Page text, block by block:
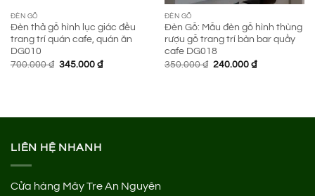
ĐÈN GỖ
Đèn thả gỗ hình lục giác đều
trang trí quán cafe, quán ăn
DG010
700.000₫ Giá
345.000 ₫Giá
ĐÈN GỖ
Đèn Gỗ: Mẫu đèn gỗ hình thùng
rượu gỗ trang trí bàn bar quầy
cafe DG018
350.000₫ Giá
240.000 ₫Giá
LIÊN HỆ NHANH
Cửa hàng Mây Tre An Nguyên